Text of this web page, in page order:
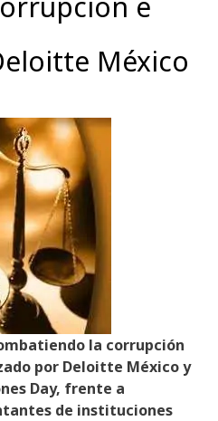
México
la corrupción
por Deloitte México y
Day, frente a
de instituciones